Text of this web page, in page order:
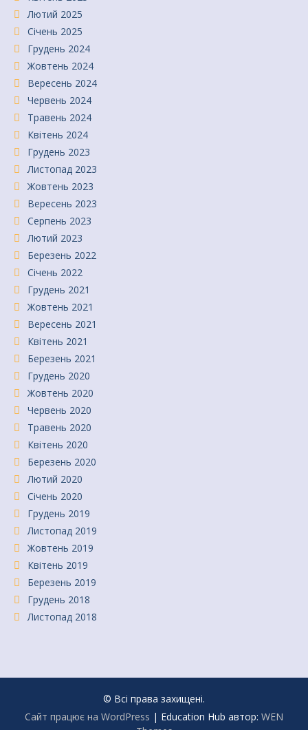
Лютий 2025
Січень 2025
Грудень 2024
Жовтень 2024
Вересень 2024
Червень 2024
Травень 2024
Квітень 2024
Грудень 2023
Листопад 2023
Жовтень 2023
Вересень 2023
Серпень 2023
Лютий 2023
Березень 2022
Січень 2022
Грудень 2021
Жовтень 2021
Вересень 2021
Квітень 2021
Березень 2021
Грудень 2020
Жовтень 2020
Червень 2020
Травень 2020
Квітень 2020
Березень 2020
Лютий 2020
Січень 2020
Грудень 2019
Листопад 2019
Жовтень 2019
Квітень 2019
Березень 2019
Грудень 2018
Листопад 2018
© Всі права захищені.
Сайт працює на WordPress | Education Hub автор: WEN